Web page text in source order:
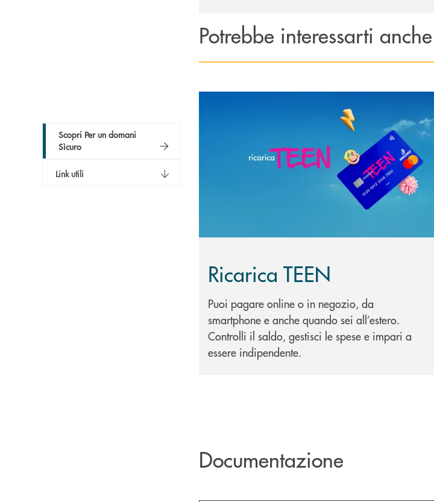
Scopri Per un domani
Sìcuro
Link utili
Potrebbe interessarti anche
Ricarica TEEN
Puoi pagare online o in negozio, da
smartphone e anche quando sei all’estero.
Controlli il saldo, gestisci le spese e impari a
essere indipendente.
Documentazione